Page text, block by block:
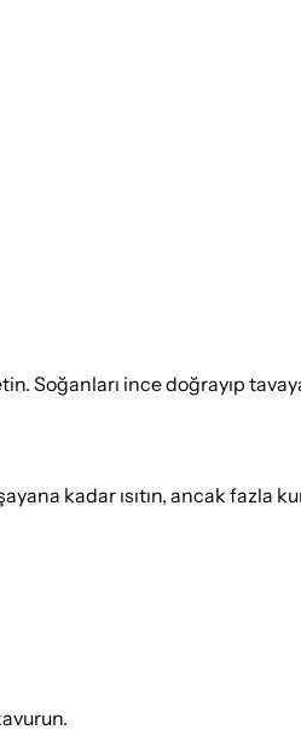
Soğanları ince doğrayıp
kadar ısıtın, ancak fazla